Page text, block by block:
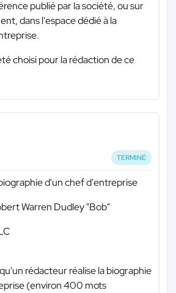
publié par la société, ou sur
dans l'espace dédié à la
choisi pour la rédaction de ce
TERMINÉ
d'un chef d'entreprise
Warren Dudley "Bob"
rédacteur réalise la biographie
(environ 400 mots